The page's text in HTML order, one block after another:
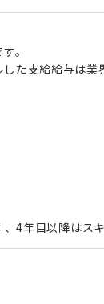
。
た支給給与は業
4年目以降はス